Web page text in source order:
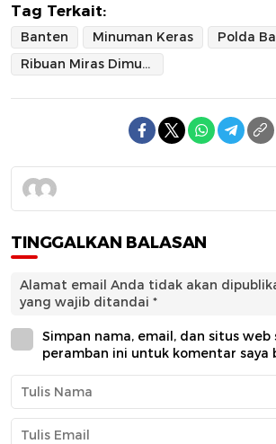
Tag Terkait:
Banten Minuman Keras
Polda
Ribuan Miras Dimusnahkan
TINGGALKAN BALASAN
Alamat email Anda tidak akan
yang wajib ditandai *
Simpan nama, email, dan situs web
peramban ini untuk komentar saya